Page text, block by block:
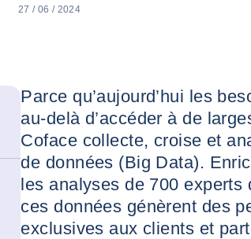
27 / 06 / 2024
Parce qu’aujourd’hui les
au-delà d’accéder à de
Coface collecte, croise et
de données (Big Data).
les analyses de 700 experts
ces données génèrent des
exclusives aux clients et